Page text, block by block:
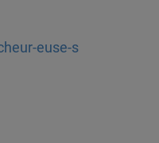
euse-s